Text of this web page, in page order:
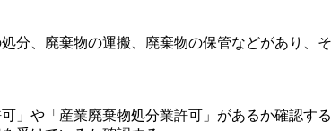
分、廃棄物の運搬、廃棄物の保管などがあり、
」や「産業廃棄物処分業許可」があるか確認する